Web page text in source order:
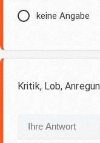
keine Angabe
Kritik, Lob,